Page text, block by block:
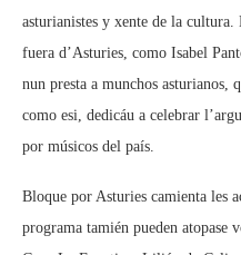
asturianistes y xente de la cultura.
fuera d’Asturies, como Isabel
nun presta a munchos asturianos,
como esi, dedicáu a celebrar
por músicos del país.
Bloque por Asturies camienta les
programa tamién pueden atopase